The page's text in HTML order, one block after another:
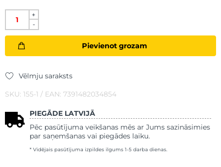
+
-
Pievienot grozam
Vēlmju saraksts
SKU: 155-1 / EAN: 7391482034854
PIEGĀDE LATVIJĀ
Pēc pasūtījuma veikšanas mēs ar Jums sazināsimies
par saņemšanas vai piegādes laiku.
* Vidējais pasūtījuma izpildes ilgums 1-5 darba dienas.